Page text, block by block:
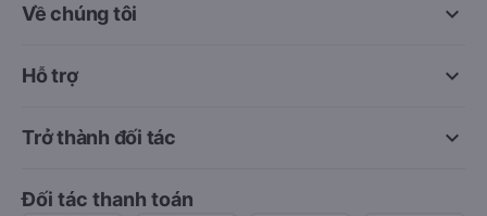
keyboard_arrow_down
Về chúng tôi
keyboard_arrow_down
Hỗ trợ
keyboard_arrow_down
Trở thành đối tác
Đối tác thanh toán